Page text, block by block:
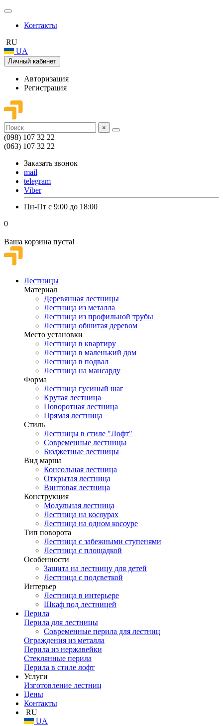
Контакты
RU
UA
Личный кабинет
Авторизация
Регистрация
×
(098) 107 32 22
(063) 107 32 22
Заказать звонок
mail
telegram
Viber
Пн-Пт с 9:00 до 18:00
0
Ваша корзина пуста!
Лестницы
Материал
Деревянная лестницы
Лестница из металла
Лестница из профильной трубы
Лестница обшитая деревом
Место установки
Лестница в квартиру
Лестница в маленький дом
Лестница в подвал
Лестница на мансарду
Форма
Лестница гусиный шаг
Крутая лестница
Поворотная лестница
Прямая лестница
Стиль
Лестницы в стиле "Лофт"
Современные лестницы
Бюджетные лестницы
Вид марша
Консольная лестница
Открытая лестница
Винтовая лестница
Конструкция
Модульная лестница
Лестница на косоурах
Лестница на одном косоуре
Тип поворота
Лестница с забежными ступенями
Лестница с площадкой
Особенности
Защита на лестницу для детей
Лестница с подсветкой
Интерьер
Лестница в интерьере
Шкаф под лестницей
Перила
Перила для лестницы
Современные перила для лестниц
Ограждения из металла
Перила из нержавейки
Стеклянные перила
Перила в стиле лофт
Услуги
Изготовление лестниц
Цены
Контакты
RU
UA